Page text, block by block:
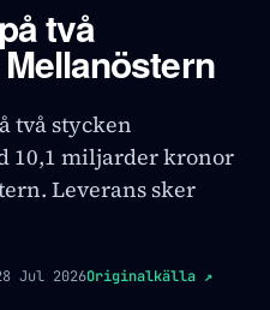
två
två stycken
10,1 miljarder kronor
Leverans sker
Jul 2026Originalkälla ↗